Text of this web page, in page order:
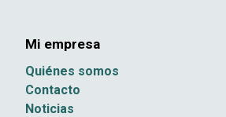
Mi empresa
Quiénes somos
Contacto
Noticias